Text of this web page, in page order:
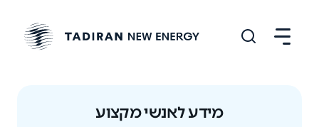
מידע לאנשי מקצוע